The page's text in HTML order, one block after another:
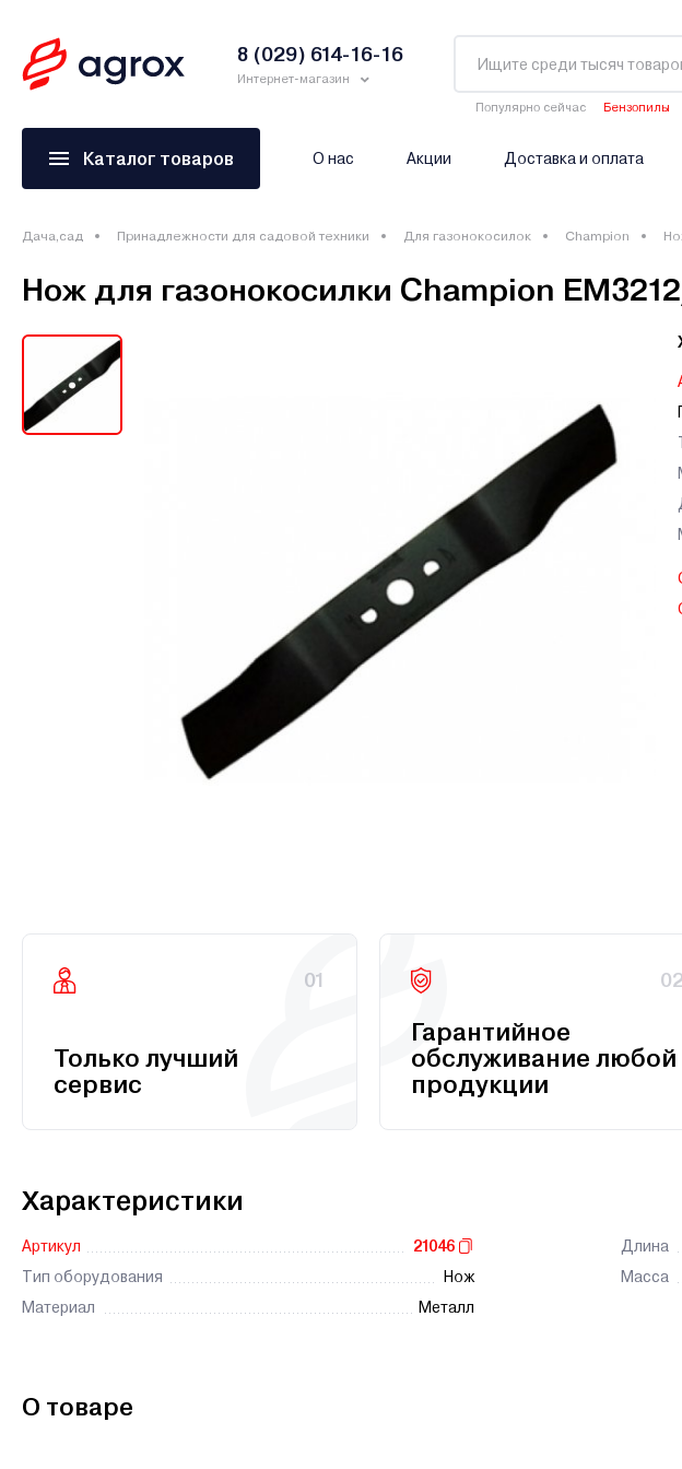
8 (029) 614-16-16
Интернет-магазин
Популярно сейчас Бензопилы
Каталог товаров О нас Акции Доставка и оплата
Дача,сад Принадлежности для садовой техники Для газонокосилок Champion
Нож для газонокосилки Champion
01
Только лучший
сервис
02
Гарантийное
обслуживание любой
продукции
Характеристики
Артикул
21046
Тип оборудования
Нож
Материал
Металл
Длина
Масса
О товаре